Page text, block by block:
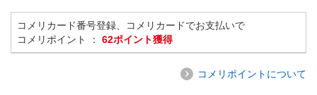
コメリカード番号登録、コメリカードでお支払いで
コメリポイント ： 62ポイント獲得
コメリポイントについて